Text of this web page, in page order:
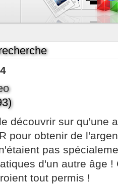
découvrir sur qu'une
pour obtenir de
pas
d'un autre âge
tout permis !